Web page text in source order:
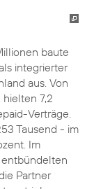
baute
integrierter
aus. Von
7,2
Verträge.
Tausend - im
Im
Partner